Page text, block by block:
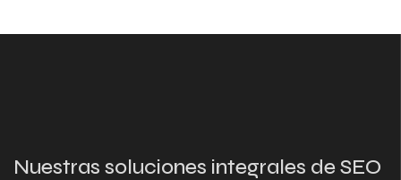
Nuestras soluciones integrales de SEO